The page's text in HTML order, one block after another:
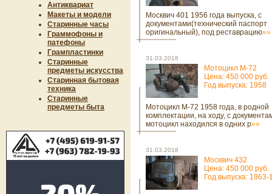
Антиквариат
Макеты и модели
Старинные часы
Граммофоны и
патефоны
Грампластинки
Старинные
предметы искусства
Старинная бытовая
техника
Старинные
предметы быта
Москвич 401 1956 года выпуска, с
документами(технический паспорт
оригинальный), под реставрацию»»
31.03.2018
Мотоцикл М-72
Цена: 450 000 руб.
Год выпуска: 1958
Мотоцикл М-72 1958 года, в родной
комплектации, на ходу, с
мотоцикл находился в одних р»»
31.03.2018
Москвич 432
Цена: 450 000 руб.
Год выпуска: 1963-